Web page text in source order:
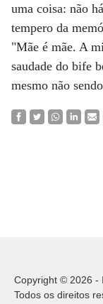
uma coisa: não
tempero da
"Mãe é mãe. A
saudade do bife
mesmo não
Copyright © 2026 -
Todos os direitos